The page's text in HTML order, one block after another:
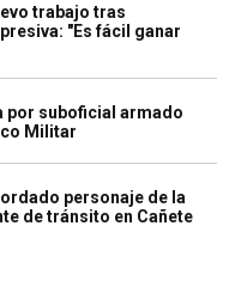
trabajo tras
"Es fácil ganar
por suboficial armado
Militar
personaje de la
de tránsito en Cañete